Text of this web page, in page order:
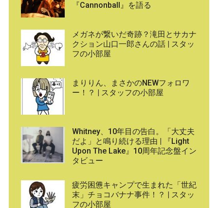
『Cannonball』を語る
メガネが繋いだ奇跡？滝田とサカナ
クション山口一郎さんの話 | スタッ
フの小部屋
まりりん、まさかのNEWフォロワ
ー！？ | スタッフの小部屋
Whitney、10年目の告白。「大丈夫
だよ」と鳴り続ける理由 | 『Light
Upon The Lake』10周年記念盤イン
タビュー
疲労困憊キャンプで生まれた「世紀
末」チョコバナナ事件！？ | スタッ
フの小部屋